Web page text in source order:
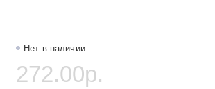
Нет в наличии
272.00р.